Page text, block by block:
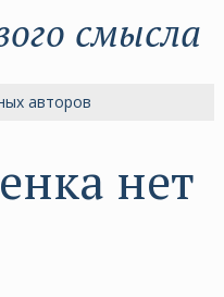
смысла
авторов
нет